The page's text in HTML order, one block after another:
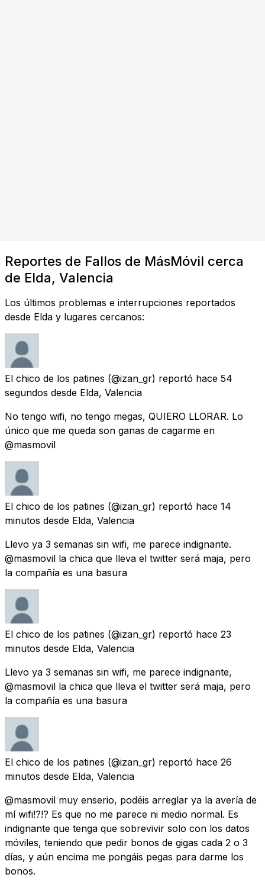
Reportes de Fallos de MásMóvil cerca
de Elda, Valencia
Los últimos problemas e interrupciones reportados
desde Elda y lugares cercanos:
El chico de los patines (@izan_gr) reportó hace 54
segundos desde Elda, Valencia
No tengo wifi, no tengo megas, QUIERO LLORAR. Lo
único que me queda son ganas de cagarme en
@masmovil
El chico de los patines (@izan_gr) reportó hace 14
minutos desde Elda, Valencia
Llevo ya 3 semanas sin wifi, me parece indignante.
@masmovil la chica que lleva el twitter será maja, pero
la compañía es una basura
El chico de los patines (@izan_gr) reportó hace 23
minutos desde Elda, Valencia
Llevo ya 3 semanas sin wifi, me parece indignante,
@masmovil la chica que lleva el twitter será maja, pero
la compañía es una basura
El chico de los patines (@izan_gr) reportó hace 26
minutos desde Elda, Valencia
@masmovil muy enserio, podéis arreglar ya la avería de
mí wifi!?!? Es que no me parece ni medio normal. Es
indignante que tenga que sobrevivir solo con los datos
móviles, teniendo que pedir bonos de gigas cada 2 o 3
días, y aún encima me pongáis pegas para darme los
bonos.